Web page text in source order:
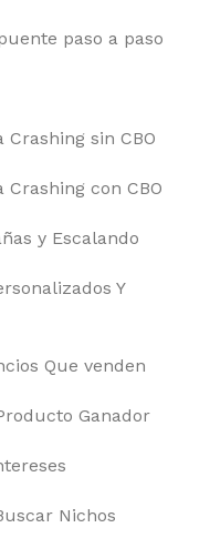
paso a paso
sin CBO
con CBO
y Escalando
Y
Que venden
Ganador
Nichos